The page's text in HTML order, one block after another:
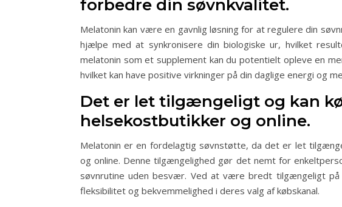
forbedre din søvnkvalitet.
Melatonin kan være en gavnlig løsning for at regulere din
hjælpe med at synkronisere din biologiske ur, hvilket
melatonin som et supplement kan du potentielt opleve en
hvilket kan have positive virkninger på din daglige energi og
Det er let tilgængeligt og kan
helsekostbutikker og online.
Melatonin er en fordelagtig søvnstøtte, da det er let
og online. Denne tilgængelighed gør det nemt for
søvnrutine uden besvær. Ved at være bredt tilgængeligt
fleksibilitet og bekvemmelighed i deres valg af købskanal.